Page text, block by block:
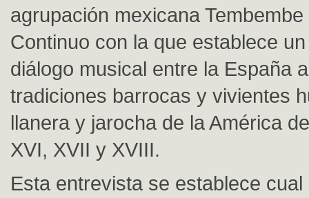
agrupación mexicana
Continuo con la que establece
diálogo musical entre la España
tradiciones barrocas y vivientes
llanera y jarocha de la América
XVI, XVII y XVIII.
Esta entrevista se establece cual